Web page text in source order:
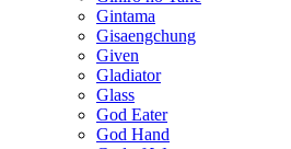
Gintama
Gisaengchung
Given
Gladiator
Glass
God Eater
God Hand